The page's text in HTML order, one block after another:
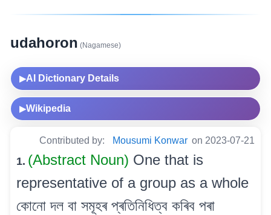
udahoron (Nagamese)
▶AI Dictionary Details
▶Wikipedia
Contributed by: Mousumi Konwar on 2023-07-21
1. (Abstract Noun) One that is
representative of a group as a whole
কোনো দল বা সমূহৰ প্ৰতিনিধিত্ব কৰিব পৰা